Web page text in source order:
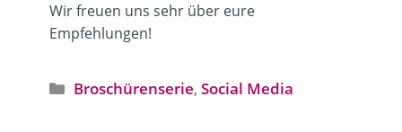
Wir freuen uns sehr über eure
Empfehlungen!
Kategorien
Broschürenserie,Social Media